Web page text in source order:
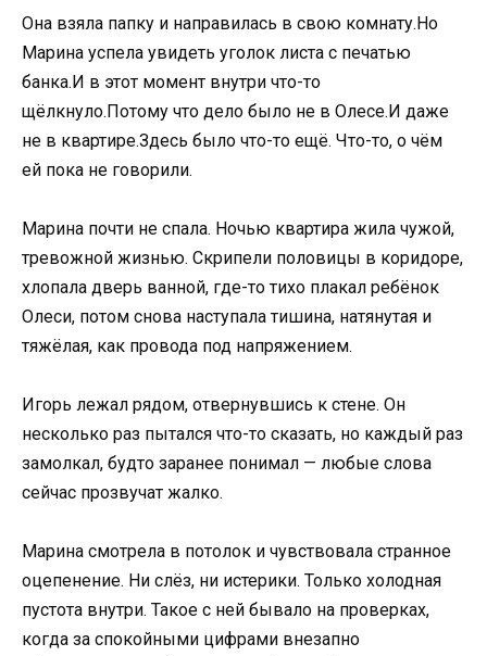
Она взяла папку и направилась в свою комнату.Но
Марина успела увидеть уголок листа с печатью
банка.И в этот момент внутри что-то
щёлкнуло.Потому что дело было не в Олесе.И даже
не в квартире.Здесь было что-то ещё. Что-то, о чём
ей пока не говорили.
Марина почти не спала. Ночью квартира жила чужой,
тревожной жизнью. Скрипели половицы в коридоре,
хлопала дверь ванной, где-то тихо плакал ребёнок
Олеси, потом снова наступала тишина, натянутая и
тяжёлая, как провода под напряжением.
Игорь лежал рядом, отвернувшись к стене. Он
несколько раз пытался что-то сказать, но каждый раз
замолкал, будто заранее понимал — любые слова
сейчас прозвучат жалко.
Марина смотрела в потолок и чувствовала странное
оцепенение. Ни слёз, ни истерики. Только холодная
пустота внутри. Такое с ней бывало на проверках,
когда за спокойными цифрами внезапно